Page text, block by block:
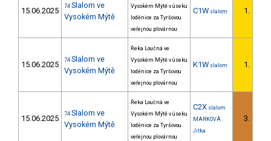
15.06.2025 74 Slalom ve
Vysokém Mýtě
Vysokém Mýtě v úseku
loděnice za Tyršovou
veřejnou plovárnou
C1W slalom 1.
15.06.2025 74 Slalom ve
Vysokém Mýtě
Řeka Loučná ve
Vysokém Mýtě v úseku
loděnice za Tyršovou
veřejnou plovárnou
K1W slalom 1.
15.06.2025 74 Slalom ve
Vysokém Mýtě
Řeka Loučná ve
Vysokém Mýtě v úseku
loděnice za Tyršovou
veřejnou plovárnou
C2X slalom
MARKOVÁ
Jitka
3.